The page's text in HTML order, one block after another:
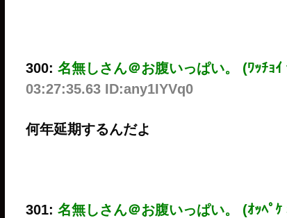
300: 名無しさん＠お腹いっぱい。 (ﾜｯﾁｮ
03:27:35.63 ID:any1IYVq0
何年延期するんだよ
301: 名無しさん＠お腹いっぱい。 (ｵｯﾍﾟ